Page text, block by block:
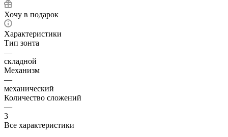
Хочу в подарок
Характеристики
Тип зонта
—
складной
Механизм
—
механический
Количество сложений
—
3
Все характеристики